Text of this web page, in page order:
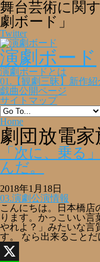
舞台芸術に関
劇ボード」
Twitter
演劇ボード
演劇ボードとは
01.【観劇三昧】新作紹
戯曲公開ページ
サイトマップ
Home
劇団放電家
「次に、乗る
んだ。
2018年1月18日
03.演劇公演情報
こんにちは。日本橋店
ります。かっこいい言
やれよ？」みたいな言
す。 なら出来ること